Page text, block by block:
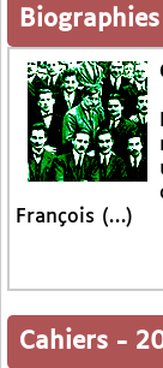
Biographies
François (…)
Cahiers -